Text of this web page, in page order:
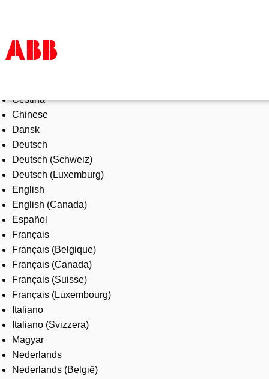
Products & Solutions
Industries
Services
About us
Where to buy
Contact us
Careers
Čeština
Chinese
Dansk
Deutsch
Deutsch (Schweiz)
Deutsch (Luxemburg)
English
English (Canada)
Español
Français
Français (Belgique)
Français (Canada)
Français (Suisse)
Français (Luxembourg)
Italiano
Italiano (Svizzera)
Magyar
Nederlands
Nederlands (België)